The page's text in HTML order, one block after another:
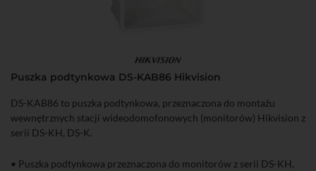
Puszka podtynkowa DS-KAB86 Hikvision
DS-KAB86 to puszka podtynkowa, przeznaczona do montażu
wewnętrznych stacji wideodomofonowych (monitorów) Hikvision z
serii DS-KH, DS-K.
• Puszka podtynkowa przeznaczona do monitorów z serii DS-KH,